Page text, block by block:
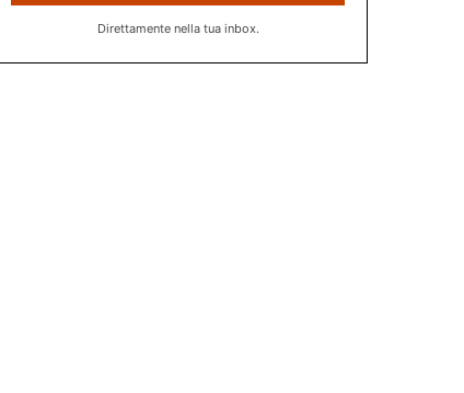
Direttamente nella tua inbox.